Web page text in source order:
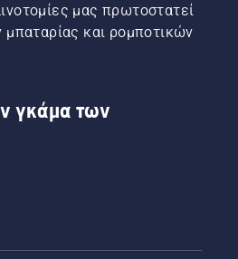
μας πρωτοστατεί
και ρομποτικών
γκάμα των